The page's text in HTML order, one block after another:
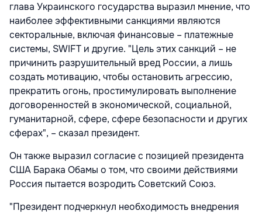
глава Украинского государства выразил мнение, что
наиболее эффективными санкциями являются
секторальные, включая финансовые – платежные
системы, SWIFT и другие. "Цель этих санкций – не
причинить разрушительный вред России, а лишь
создать мотивацию, чтобы остановить агрессию,
прекратить огонь, простимулировать выполнение
договоренностей в экономической, социальной,
гуманитарной, сфере, сфере безопасности и других
сферах", – сказал президент.
Он также выразил согласие с позицией президента
США Барака Обамы о том, что своими действиями
Россия пытается возродить Советский Союз.
"Президент подчеркнул необходимость внедрения